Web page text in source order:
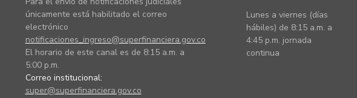
únicamente está habilitado el correo
electrónico
notificaciones_ingreso@superfinanciera.gov.co
El horario de este canal es de 8:15 a.m. a
5:00 p.m.
Correo institucional:
super@superfinanciera.gov.co
Lunes a viernes (días
hábiles) de 8:15 a.m. a
4:45 p.m. jornada
continua